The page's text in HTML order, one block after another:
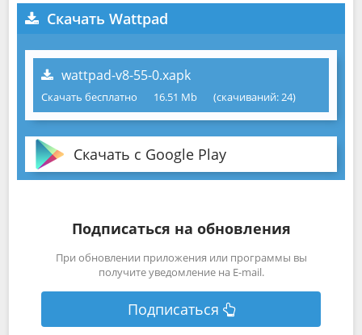
Скачать Wattpad
wattpad-v8-55-0.xapk
Скачать бесплатно 16.51 Mb (cкачиваний: 24)
Скачать с Google Play
Подписаться на обновления
При обновлении приложения или программы вы
получите уведомление на E-mail.
Подписаться